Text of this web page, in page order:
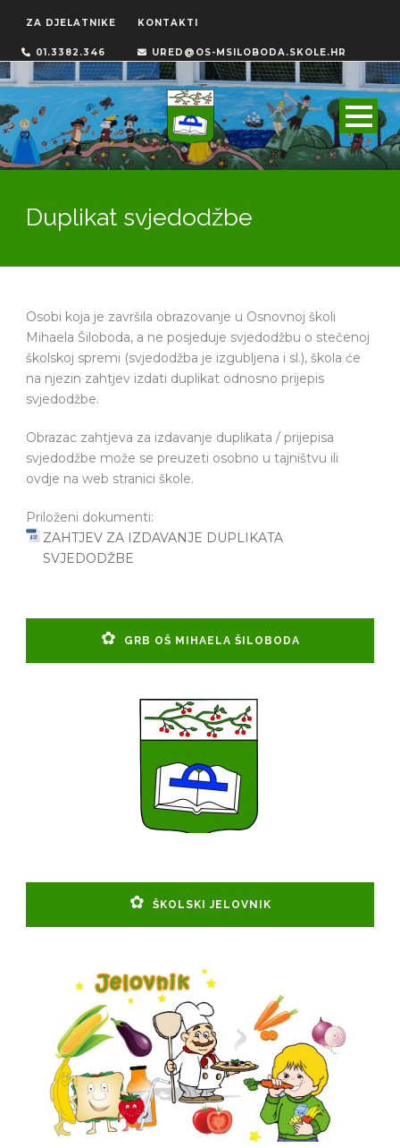
ZA DJELATNIKE KONTAKTI
01.3382.346 URED@OS-MSILOBODA.SKOLE.HR
Duplikat svjedodžbe
Osobi koja je završila obrazovanje u Osnovnoj školi
Mihaela Šiloboda, a ne posjeduje svjedodžbu o stečenoj
školskoj spremi (svjedodžba je izgubljena i sl.), škola će
na njezin zahtjev izdati duplikat odnosno prijepis
svjedodžbe.
Obrazac zahtjeva za izdavanje duplikata / prijepisa
svjedodžbe može se preuzeti osobno u tajništvu ili
ovdje na web stranici škole.
Priloženi dokumenti:
ZAHTJEV ZA IZDAVANJE DUPLIKATA
SVJEDODŽBE
GRB OŠ MIHAELA ŠILOBODA
ŠKOLSKI JELOVNIK